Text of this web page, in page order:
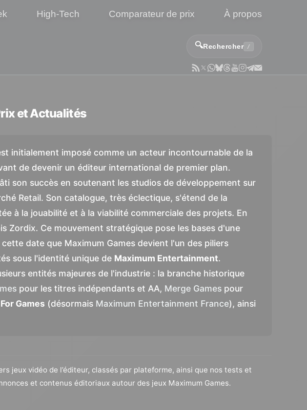
High-Tech Comparateur de prix À propos
🔍Rechercher /
et Actualités
initialement imposé comme un acteur incontournable de la
de devenir un éditeur international de premier plan.
son succès en soutenant les studios de développement sur
Retail. Son catalogue, très éclectique, s'étend de la
à la jouabilité et à la viabilité commerciale des projets. En
Zordix. Ce mouvement stratégique pose les bases d'une
date que Maximum Games devient l'un des piliers
sous l'identité unique de Maximum Entertainment.
entités majeures de l'industrie : la branche historique
pour les titres indépendants et AA, Merge Games pour
Games (désormais Maximum Entertainment France), ainsi
jeux vidéo de l’éditeur, classés par plateforme, ainsi que nos tests et
et contenus éditoriaux autour des jeux Maximum Games.